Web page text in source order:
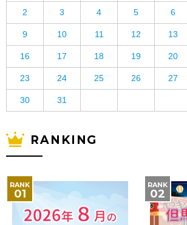
2 3 4 5 6
9 10 11 12 13
16 17 18 19 20
23 24 25 26 27
30 31
RANKING